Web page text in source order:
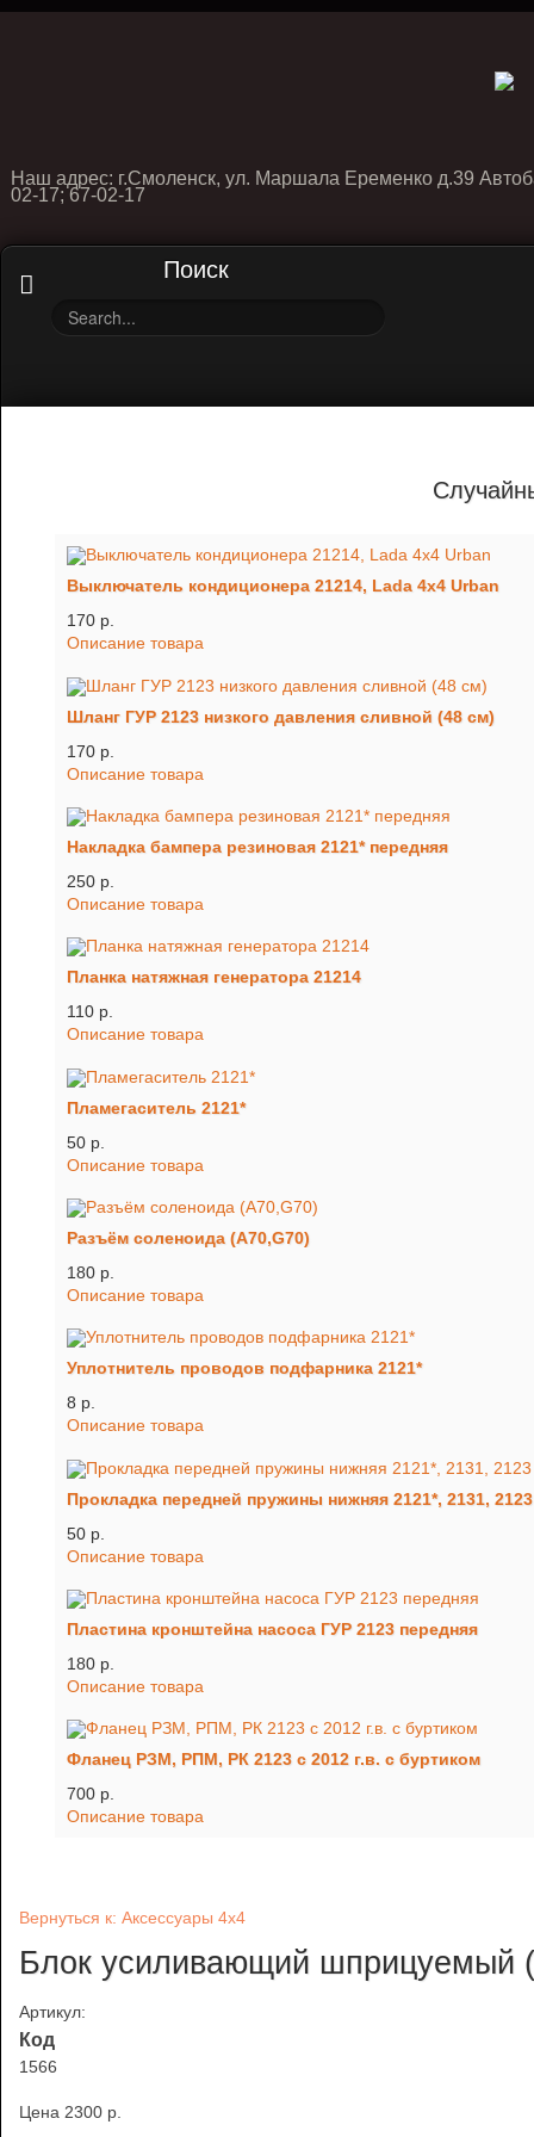
Наш адрес: г.Смоленск, ул. Маршала Еременко д.39
02-17; 67-02-17
Поиск
Выключатель кондиционера 21214, Lada 4x4 Urban
170 p.
Описание товара
Шланг ГУР 2123 низкого давления сливной (48 см)
170 p.
Описание товара
Накладка бампера резиновая 2121* передняя
250 p.
Описание товара
Планка натяжная генератора 21214
110 p.
Описание товара
Пламегаситель 2121*
50 p.
Описание товара
Разъём соленоида (A70,G70)
180 p.
Описание товара
Уплотнитель проводов подфарника 2121*
8 p.
Описание товара
Прокладка передней пружины нижняя 2121*, 2131, 2123
50 p.
Описание товара
Пластина кронштейна насоса ГУР 2123 передняя
180 p.
Описание товара
Фланец РЗМ, РПМ, РК 2123 с 2012 г.в. с буртиком
700 p.
Описание товара
Вернуться к: Аксессуары 4х4
Блок усиливающий шприцуемый
Артикул:
Код
1566
Цена 2300 p.